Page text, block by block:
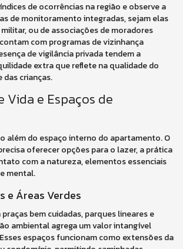
de ocorrências na região e observe a
de monitoramento integradas, sejam elas
ou de associações de moradores
com programas de vizinhança
de vigilância privada tendem a
extra que reflete na qualidade do
das crianças.
Vida e Espaços de
além do espaço interno do apartamento. O
oferecer opções para o lazer, a prática
com a natureza, elementos essenciais
mental.
e Áreas Verdes
bem cuidadas, parques lineares e
ambiental agrega um valor intangível
espaços funcionam como extensões da